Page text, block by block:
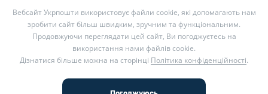
2002 — 2026 Укрпошта. Всі права захищено.
Вебсайт Укрпошти використовує файли cookie, які допомагають нам
зробити сайт більш швидким, зручним та функціональним.
Продовжуючи переглядати цей сайт, Ви погоджуєтесь на
використання нами файлів cookie.
Дізнатися більше можна на сторінці Політика конфіденційності.